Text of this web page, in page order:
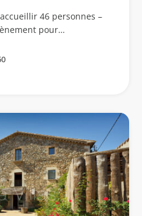
46 personnes –
pour…